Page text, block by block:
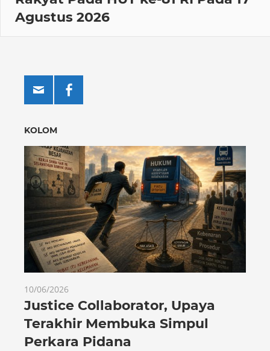
Agustus 2026
KOLOM
10/06/2026
Justice Collaborator, Upaya
Terakhir Membuka Simpul
Perkara Pidana